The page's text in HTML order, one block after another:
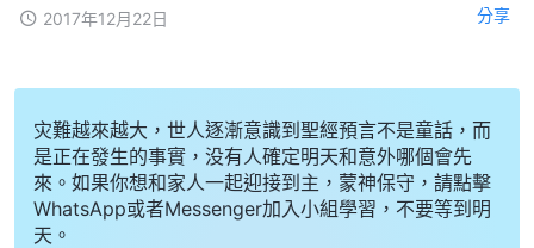
2017年12月22日 分享
灾難越來越大，世人逐漸意識到聖經預言不是童話，而
是正在發生的事實，没有人確定明天和意外哪個會先
來。如果你想和家人一起迎接到主，蒙神保守，請點擊
WhatsApp或者Messenger加入小組學習，不要等到明
天。